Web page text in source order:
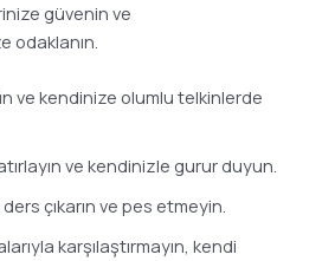
güvenin ve
odaklanın.
ve kendinize olumlu telkinlerde
ve kendinizle gurur duyun.
çıkarın ve pes etmeyin.
karşılaştırmayın, kendi